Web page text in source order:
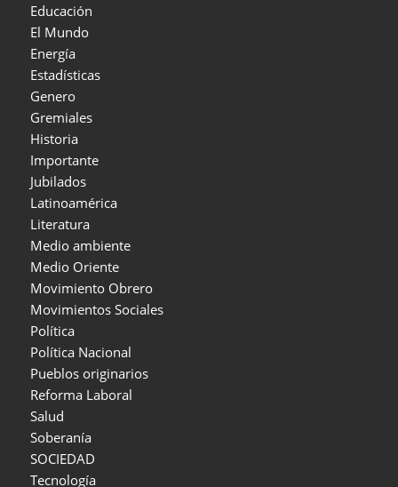
Educación
El Mundo
Energía
Estadísticas
Genero
Gremiales
Historia
Importante
Jubilados
Latinoamérica
Literatura
Medio ambiente
Medio Oriente
Movimiento Obrero
Movimientos Sociales
Política
Política Nacional
Pueblos originarios
Reforma Laboral
Salud
Soberanía
SOCIEDAD
Tecnología